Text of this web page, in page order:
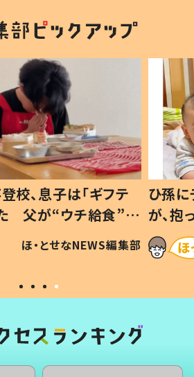
校、息子は「ギフテ
た 父が“ウチ給食”を
理由とは #令和の親
ほ・とせなNEWS編集部
ひ孫
が、
「涙が
い」